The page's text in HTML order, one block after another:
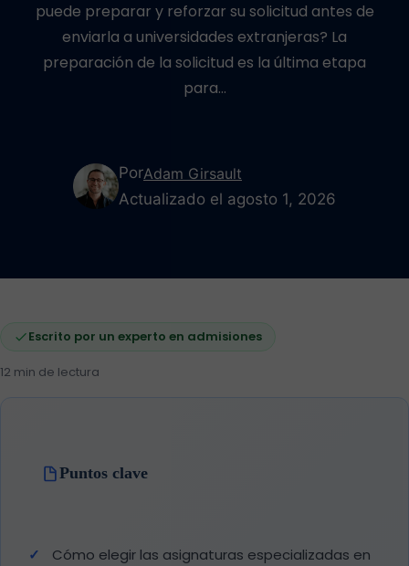
puede preparar y reforzar su solicitud antes de
enviarla a universidades extranjeras? La
preparación de la solicitud es la última etapa
para…
PorAdam Girsault
Actualizado el agosto 1, 2026
Escrito por un experto en admisiones
12 min de lectura
Puntos clave
Cómo elegir las asignaturas especializadas en